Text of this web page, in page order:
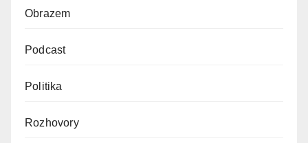
Obrazem
Podcast
Politika
Rozhovory